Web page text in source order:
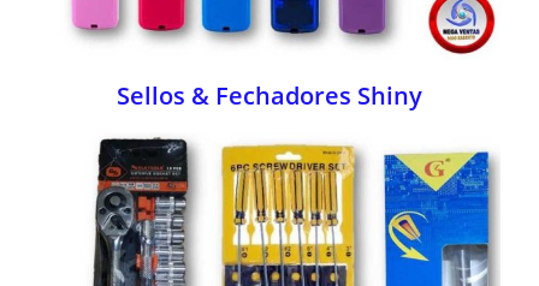
Sellos & Fechadores Shiny